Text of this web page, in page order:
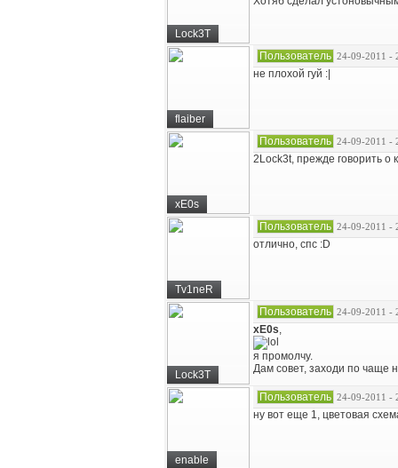
Lock3T
flaiber
Пользователь 24-09-2011 -
не плохой гуй :|
xE0s
Пользователь 24-09-2011 -
2Lock3t, прежде говорить о
Tv1neR
Пользователь 24-09-2011 -
отлично, спс :D
Lock3T
Пользователь 24-09-2011 -
xE0s,
я промолчу.
Дам совет, заходи по чаще
enable
Пользователь 24-09-2011 -
ну вот еще 1, цветовая